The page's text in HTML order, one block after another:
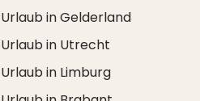
Urlaub in Gelderland
Urlaub in Utrecht
Urlaub in Limburg